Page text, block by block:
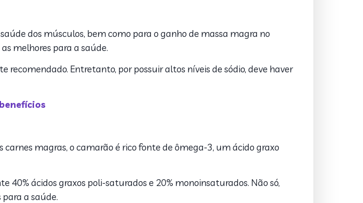
dos músculos, bem como para o ganho de massa magra no
melhores para a saúde.
recomendado. Entretanto, por possuir altos níveis de sódio, deve haver
magras, o camarão é rico fonte de ômega-3, um ácido graxo
40% ácidos graxos poli-saturados e 20% monoinsaturados. Não só,
a saúde.